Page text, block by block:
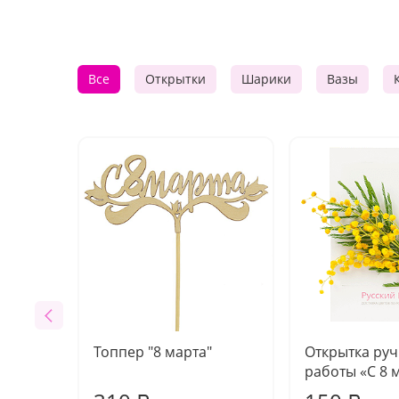
Все Открытки Шарики Вазы
Топпер "8 марта"
Открытка
работы «С 8